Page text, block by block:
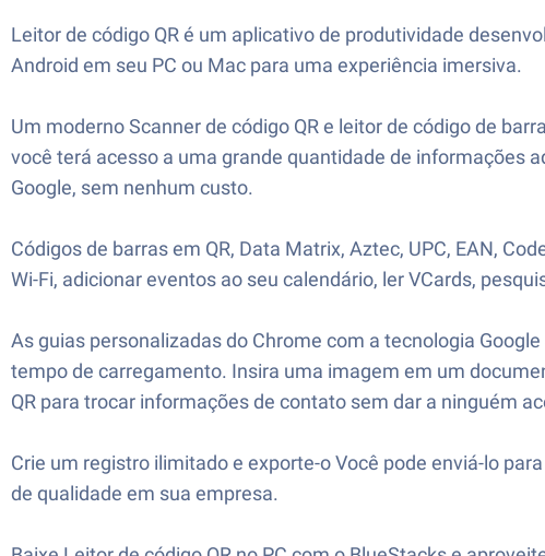
Leitor de código QR é um aplicativo de produtividade
Android em seu PC ou Mac para uma experiência imersiva.
Um moderno Scanner de código QR e leitor de código de
você terá acesso a uma grande quantidade de informações
Google, sem nenhum custo.
Códigos de barras em QR, Data Matrix, Aztec, UPC, EAN,
Wi-Fi, adicionar eventos ao seu calendário, ler VCards,
As guias personalizadas do Chrome com a tecnologia
tempo de carregamento. Insira uma imagem em um
QR para trocar informações de contato sem dar a ninguém
Crie um registro ilimitado e exporte-o Você pode enviá-lo
de qualidade em sua empresa.